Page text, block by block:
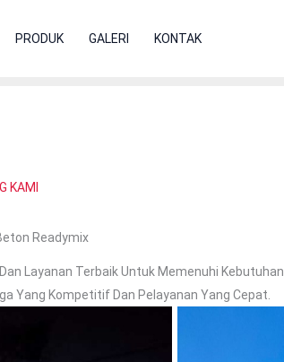
PRODUK GALERI KONTAK
KAMI
Readymix
Layanan Terbaik Untuk Memenuhi Kebutuhan
Yang Kompetitif Dan Pelayanan Yang Cepat.